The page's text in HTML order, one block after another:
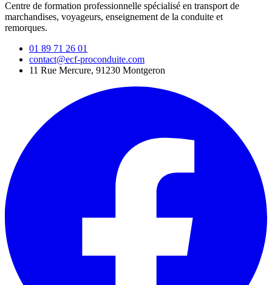
Centre de formation professionnelle spécialisé en transport de
marchandises, voyageurs, enseignement de la conduite et
remorques.
01 89 71 26 01
contact@ecf-proconduite.com
11 Rue Mercure, 91230 Montgeron